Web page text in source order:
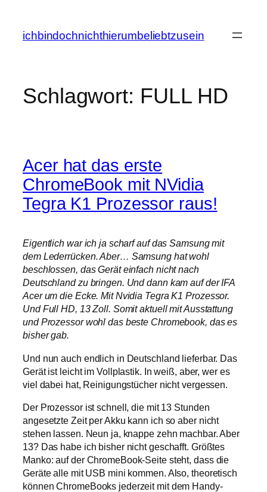
springen
ichbindochnichthierumbeliebtzusein
Schlagwort: FULL HD
Acer hat das erste
ChromeBook mit NVidia
Tegra K1 Prozessor raus!
Eigentlich war ich ja scharf auf das Samsung mit
dem Lederrücken. Aber… Samsung hat wohl
beschlossen, das Gerät einfach nicht nach
Deutschland zu bringen. Und dann kam auf der IFA
Acer um die Ecke. Mit Nvidia Tegra K1 Prozessor.
Und Full HD, 13 Zoll. Somit aktuell mit Ausstattung
und Prozessor wohl das beste Chromebook, das es
bisher gab.
Und nun auch endlich in Deutschland lieferbar. Das
Gerät ist leicht im Vollplastik. In weiß, aber, wer es
viel dabei hat, Reinigungstücher nicht vergessen.
Der Prozessor ist schnell, die mit 13 Stunden
angesetzte Zeit per Akku kann ich so aber nicht
stehen lassen. Neun ja, knappe zehn machbar. Aber
13? Das habe ich bisher nicht geschafft. Größtes
Manko: auf der ChromeBook-Seite steht, dass die
Geräte alle mit USB mini kommen. Also, theoretisch
können ChromeBooks jederzeit mit dem Handy-